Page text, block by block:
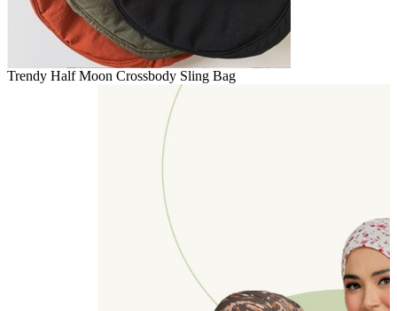
Trendy Half Moon Crossbody Sling Bag